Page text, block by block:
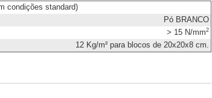
condições standard)
Pó BRANCO
> 15 N/mm2
12 Kg/m² para blocos de 20x20x8 cm.